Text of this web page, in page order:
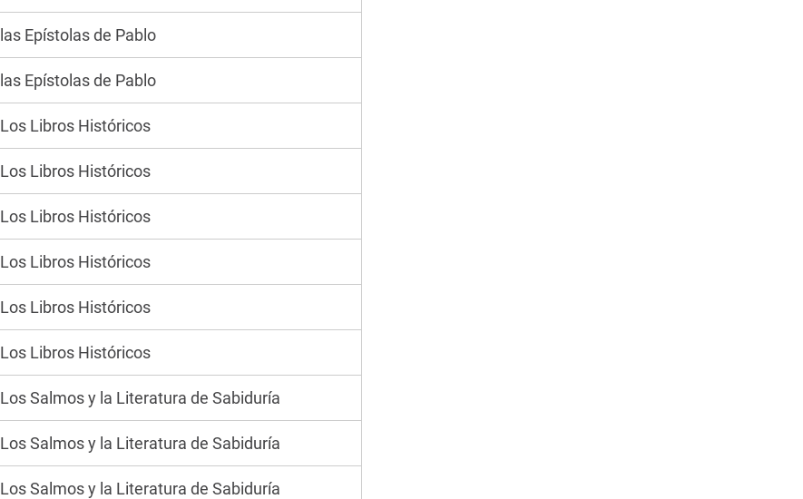
las Epístolas de Pablo
las Epístolas de Pablo
Los Libros Históricos
Los Libros Históricos
Los Libros Históricos
Los Libros Históricos
Los Libros Históricos
Los Libros Históricos
Los Salmos y la Literatura de Sabiduría
Los Salmos y la Literatura de Sabiduría
Los Salmos y la Literatura de Sabiduría